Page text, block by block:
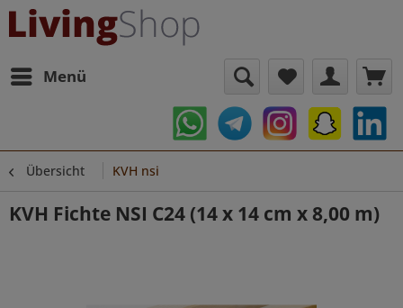
Menü
Übersicht KVH nsi
KVH Fichte NSI C24 (14 x 14 cm x 8,00 m)